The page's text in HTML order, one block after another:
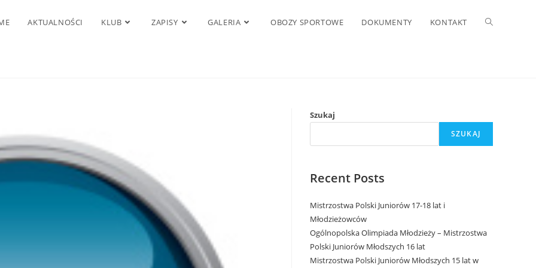
AKTUALNOŚCI KLUB ZAPISY GALERIA OBOZY SPORTOWE DOKUMENTY KONTAKT
Szukaj
SZUKAJ
Recent Posts
Mistrzostwa Polski Juniorów 17-18 lat i
Młodzieżowców
Ogólnopolska Olimpiada Młodzieży – Mistrzostwa
Polski Juniorów Młodszych 16 lat
Mistrzostwa Polski Juniorów Młodszych 15 lat w